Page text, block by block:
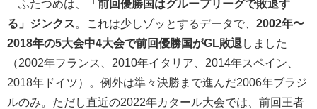
ふたつめは、
「前回優勝国はグループリーグで敗退す
る」ジンクス
。これは少しゾッとするデータで、 2002年〜
2018年の5大会中4大会で前回優勝国がGL敗退 しました
（2002年フランス、2010年イタリア、2014年スペイン、
2018年ドイツ）。例外は準々決勝まで進んだ2006年ブラジ
ルのみ。ただし直近の2022年カタール大会では、前回王者